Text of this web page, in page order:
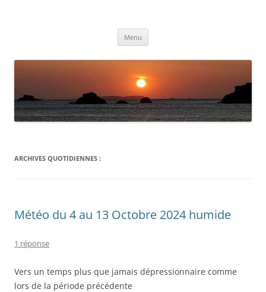
Menu
ARCHIVES QUOTIDIENNES :
Météo du 4 au 13 Octobre 2024 humide
1 réponse
Vers un temps plus que jamais dépressionnaire comme
lors de la période précédente